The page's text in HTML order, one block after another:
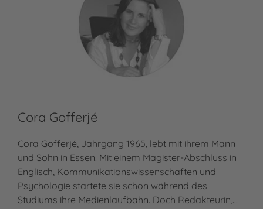
Cora Gofferjé
Cora Gofferjé, Jahrgang 1965, lebt mit ihrem Mann
und Sohn in Essen. Mit einem Magister-Abschluss in
Englisch, Kommunikationswissenschaften und
Psychologie startete sie schon während des
Studiums ihre Medienlaufbahn. Doch Redakteurin,…